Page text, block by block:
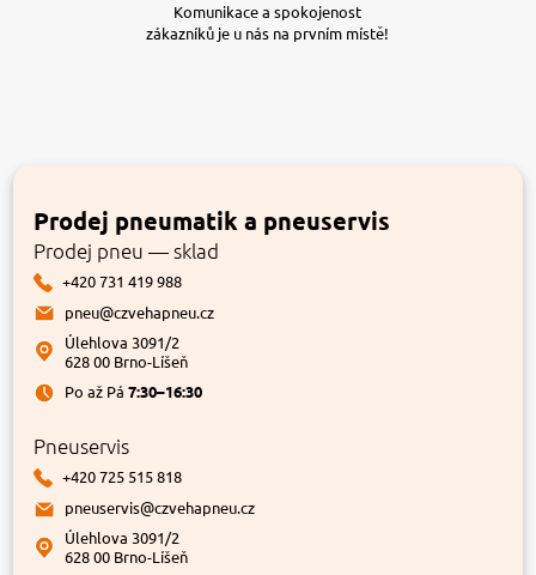
Komunikace a spokojenost
zákazníků je u nás na prvním místě!
Prodej pneumatik a pneuservis
Prodej pneu — sklad
+420 731 419 988
pneu@czvehapneu.cz
Úlehlova 3091/2
628 00 Brno-Líšeň
Po až Pá7:30–16:30
Pneuservis
+420 725 515 818
pneuservis@czvehapneu.cz
Úlehlova 3091/2
628 00 Brno-Líšeň